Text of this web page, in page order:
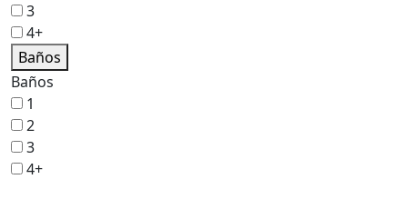
3
4+
Baños
Baños
1
2
3
4+